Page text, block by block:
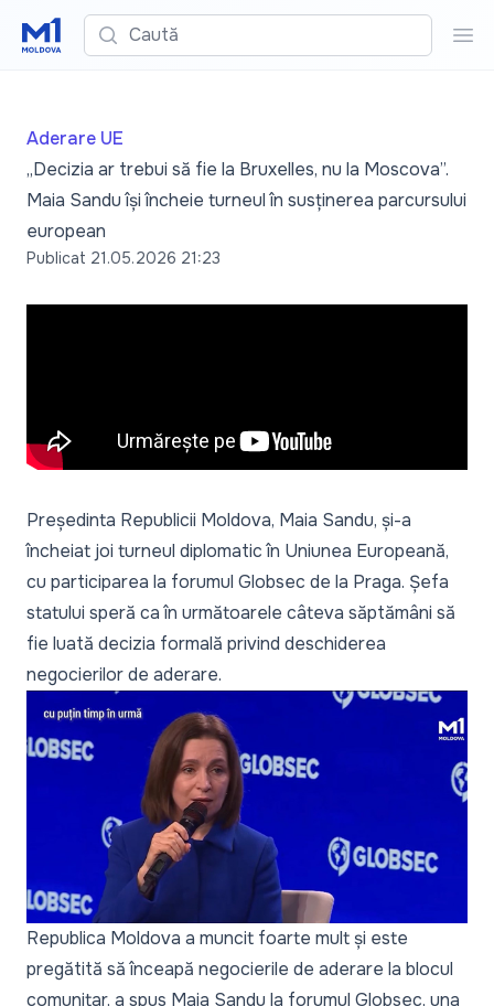
Caută
Aderare UE
„Decizia ar trebui să fie la Bruxelles, nu la Moscova”.
Maia Sandu își încheie turneul în susținerea parcursului
european
Publicat 21.05.2026 21:23
Președinta Republicii Moldova, Maia Sandu, și-a
încheiat joi turneul diplomatic în Uniunea Europeană,
cu participarea la forumul Globsec de la Praga. Șefa
statului speră ca în următoarele câteva săptămâni să
fie luată decizia formală privind deschiderea
negocierilor de aderare.
Republica Moldova a muncit foarte mult și este
pregătită să înceapă negocierile de aderare la blocul
comunitar, a spus Maia Sandu la forumul Globsec, una